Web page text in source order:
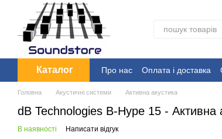
Перейти до основного контенту
Каталог Про нас Оплата і доставка
Головна Акустичні системи Активна акустика
dB Technologies B-Hype 15 - Активна
В наявності Написати відгук